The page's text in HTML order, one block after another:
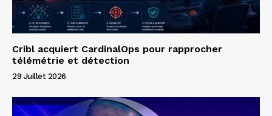
Cribl acquiert CardinalOps pour rapprocher
télémétrie et détection
29 Juillet 2026